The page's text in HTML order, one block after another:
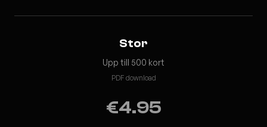
Stor
Upp till 500 kort
PDF download
€4.95